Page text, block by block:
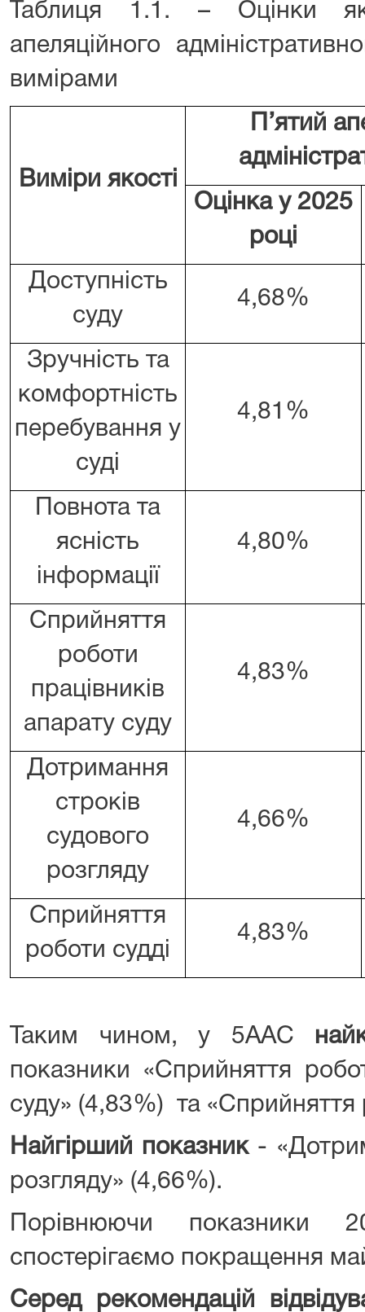
Таблиця 1.1. – Оцінки
апеляційного
вимірами
Виміри якості
П’ятий
Оцінка у 2025
році
Доступність
суду
4,68%
Зручність та
комфортність
перебування у
суді
4,81%
Повнота та
ясність
інформації
4,80%
Сприйняття
роботи
працівників
апарату суду
4,83%
Дотримання
строків
судового
розгляду
4,66%
Сприйняття
роботи судді
4,83%
Таким чином, у 5ААС
показники «Сприйняття
суду» (4,83%) та «Сприйняття
Найгірший показник-
розгляду» (4,66%).
Порівнюючи показники
спостерігаємо покращення
Серед рекомендацій